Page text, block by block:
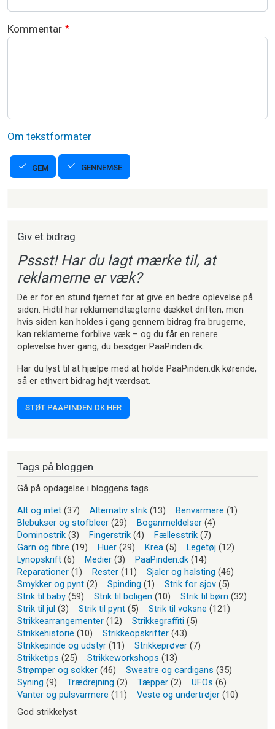
Kommentar
Om tekstformater
GEM GENNEMSE
Giv et bidrag
Pssst! Har du lagt mærke til, at
reklamerne er væk?
De er for en stund fjernet for at give en bedre oplevelse på
siden. Hidtil har reklameindtægterne dækket driften, men
hvis siden kan holdes i gang gennem bidrag fra brugerne,
kan reklamerne forblive væk – og du får en renere
oplevelse hver gang, du besøger PaaPinden.dk.
Har du lyst til at hjælpe med at holde PaaPinden.dk kørende,
så er ethvert bidrag højt værdsat.
STØT PAAPINDEN.DK HER
Tags på bloggen
Gå på opdagelse i bloggens tags.
Alt og intet (37) Alternativ strik (13) Benvarmere (1)
Blebukser og stofbleer (29) Boganmeldelser (4)
Dominostrik (3) Fingerstrik (4) Fællesstrik (7)
Garn og fibre (19) Huer (29) Krea (5) Legetøj (12)
Lynopskrift (6) Medier (3) PaaPinden.dk (14)
Reparationer (1) Rester (11) Sjaler og halsting (46)
Smykker og pynt (2) Spinding (1) Strik for sjov (5)
Strik til baby (59) Strik til boligen (10) Strik til børn (32)
Strik til jul (3) Strik til pynt (5) Strik til voksne (121)
Strikkearrangementer (12) Strikkegraffiti (5)
Strikkehistorie (10) Strikkeopskrifter (43)
Strikkepinde og udstyr (11) Strikkeprøver (7)
Strikketips (25) Strikkeworkshops (13)
Strømper og sokker (46) Sweatre og cardigans (35)
Syning (9) Trædrejning (2) Tæpper (2) UFOs (6)
Vanter og pulsvarmere (11) Veste og undertrøjer (10)
God strikkelyst